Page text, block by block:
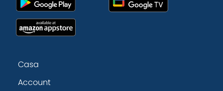
Casa
Account